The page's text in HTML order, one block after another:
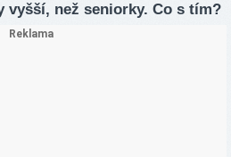
vyšší, než seniorky. Co s tím?